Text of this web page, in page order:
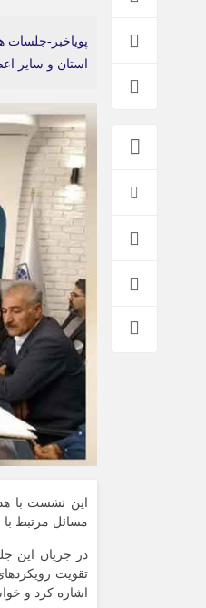
پویاخبر-جلسات
استان و سایر
این نشست با
مسائل مرتبط
در جریان این
تقویت
اشاره کرد و